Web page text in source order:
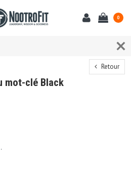
0
Retour
mot-clé Black